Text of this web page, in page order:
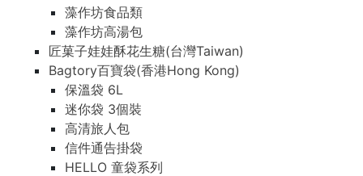
藻作坊食品類
藻作坊高湯包
匠菓子娃娃酥花生糖(台灣Taiwan)
Bagtory百寶袋(香港Hong Kong)
保溫袋 6L
迷你袋 3個裝
高清旅人包
信件通告掛袋
HELLO 童袋系列